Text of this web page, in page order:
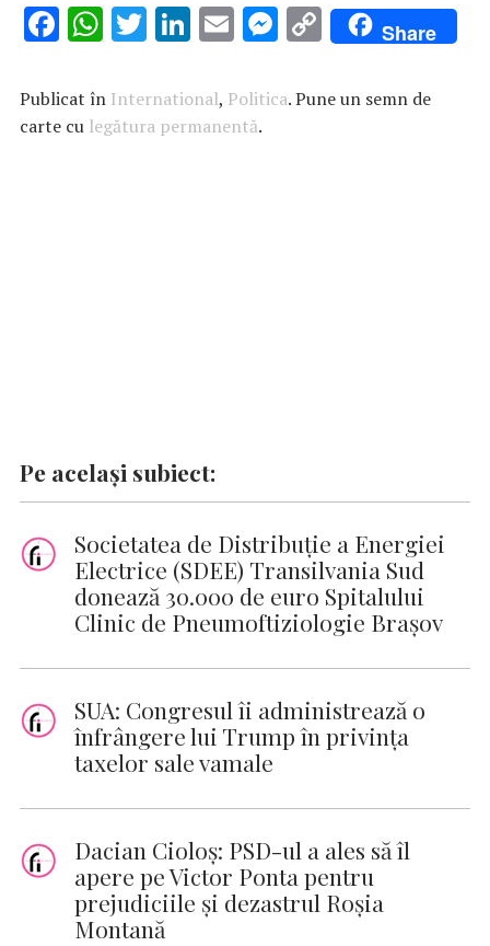
F
e
b
W
at
s
T
it
te
Li
k
e
E
ai
l
M
se
C
o
p
Share
Publicat în International, Politica. Pune un semn de
carte cu legătura permanentă.
Pe același subiect:
Societatea de Distribuție a Energiei
Electrice (SDEE) Transilvania Sud
donează 30.000 de euro Spitalului
Clinic de Pneumoftiziologie Brașov
SUA: Congresul îi administrează o
înfrângere lui Trump în privinţa
taxelor sale vamale
Dacian Cioloş: PSD-ul a ales să îl
apere pe Victor Ponta pentru
prejudiciile şi dezastrul Roşia
Montană